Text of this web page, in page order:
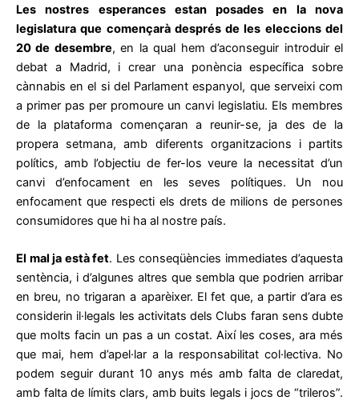
Les nostres esperances estan posades en la nova
legislatura que començarà després de les eleccions del
20 de desembre, en la qual hem d’aconseguir introduir el
debat a Madrid, i crear una ponència específica sobre
cànnabis en el si del Parlament espanyol, que serveixi com
a primer pas per promoure un canvi legislatiu. Els membres
de la plataforma començaran a reunir-se, ja des de la
propera setmana, amb diferents organitzacions i partits
polítics, amb l’objectiu de fer-los veure la necessitat d’un
canvi d’enfocament en les seves polítiques. Un nou
enfocament que respecti els drets de milions de persones
consumidores que hi ha al nostre país.
El mal ja està fet. Les conseqüències immediates d’aquesta
sentència, i d’algunes altres que sembla que podrien arribar
en breu, no trigaran a aparèixer. El fet que, a partir d’ara es
considerin il·legals les activitats dels Clubs faran sens dubte
que molts facin un pas a un costat. Així les coses, ara més
que mai, hem d’apel·lar a la responsabilitat col·lectiva. No
podem seguir durant 10 anys més amb falta de claredat,
amb falta de límits clars, amb buits legals i jocs de “trileros”.